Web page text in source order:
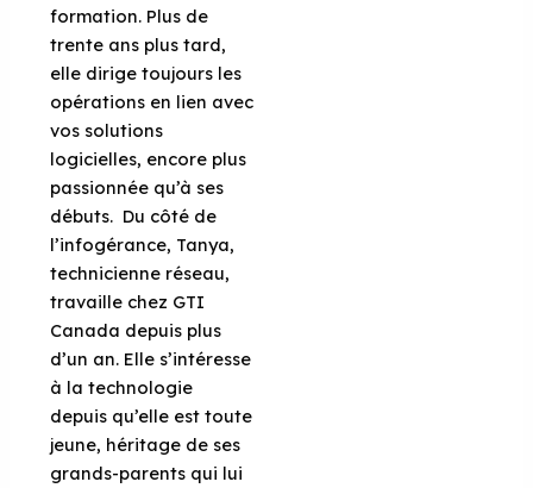
formation. Plus de
trente ans plus tard,
elle dirige toujours les
opérations en lien avec
vos solutions
logicielles, encore plus
passionnée qu’à ses
débuts. Du côté de
l’infogérance, Tanya,
technicienne réseau,
travaille chez GTI
Canada depuis plus
d’un an. Elle s’intéresse
à la technologie
depuis qu’elle est toute
jeune, héritage de ses
grands-parents qui lui